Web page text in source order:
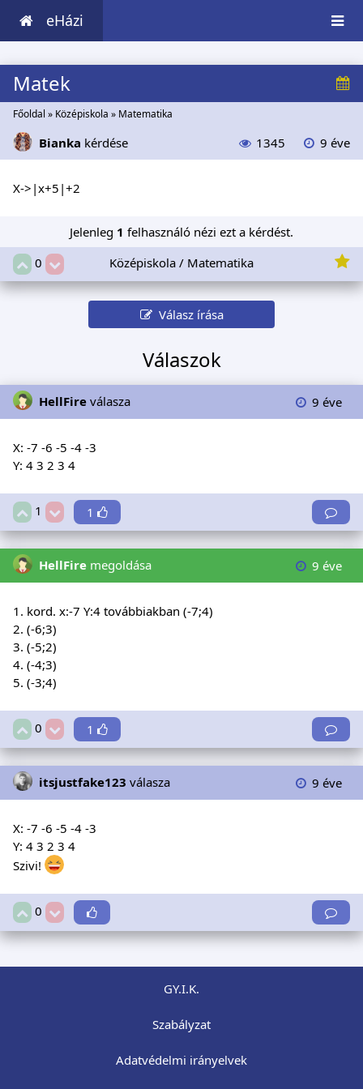
eHázi
Matek
Főoldal » Középiskola » Matematika
Bianka kérdése 1345 9 éve
X->|x+5|+2
Jelenleg 1 felhasználó nézi ezt a kérdést.
0
Középiskola / Matematika
Válasz írása
Válaszok
HellFire válasza 9 éve
X: -7 -6 -5 -4 -3
Y: 4 3 2 3 4
1 1
HellFire megoldása 9 éve
1. kord. x:-7 Y:4 továbbiakban (-7;4)
2. (-6;3)
3. (-5;2)
4. (-4;3)
5. (-3;4)
0 1
itsjustfake123 válasza 9 éve
X: -7 -6 -5 -4 -3
Y: 4 3 2 3 4
Szivi!
0
GY.I.K.
Szabályzat
Adatvédelmi irányelvek